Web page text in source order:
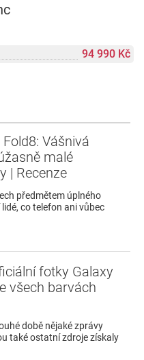
94 990 Kč
Vášnivá
malé
| Recenze
předmětem úplného
co telefon ani vůbec
fotky Galaxy
všech barvách
době nějaké zprávy
také ostatní zdroje získaly